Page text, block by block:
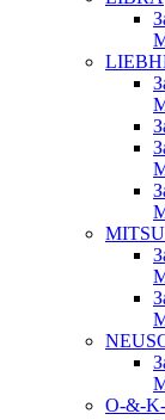
O-&-